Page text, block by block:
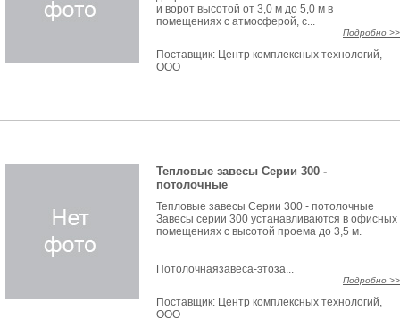
и ворот высотой от 3,0 м до 5,0 м в
помещениях с атмосферой, с...
Подробно >>
Поставщик: Центр комплексных технологий,
ООО
Тепловые завесы Серии 300 -
потолочные
Тепловые завесы Серии 300 - потолочные
Завесы серии 300 устанавливаются в офисных
помещениях с высотой проема до 3,5 м.
Потолочнаязавеса-этоза...
Подробно >>
Поставщик: Центр комплексных технологий,
ООО